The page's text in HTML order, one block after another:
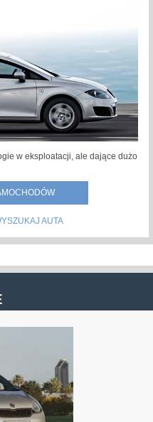
w eksploatacji, ale dające dużo
AUTA